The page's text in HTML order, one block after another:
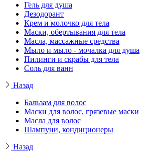
Гель для душа
Дезодорант
Крем и молочко для тела
Маски, обертывания для тела
Масла, массажные средства
Мыло и мыло - мочалка для душа
Пилинги и скрабы для тела
Соль для ванн
Назад
Бальзам для волос
Маски для волос, грязевые маски
Масла для волос
Шампуни, кондиционеры
Назад